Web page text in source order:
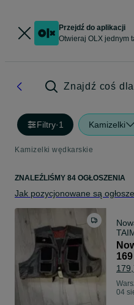
Przejdź do aplikacji
Otwieraj OLX jednym
Znajdź coś
Filtry·1 Kamizelki
Kamizelki wędkarskie
ZNALEŹLIŚMY 84 OGŁOSZENIA
Jak pozycjonowane są
169
04